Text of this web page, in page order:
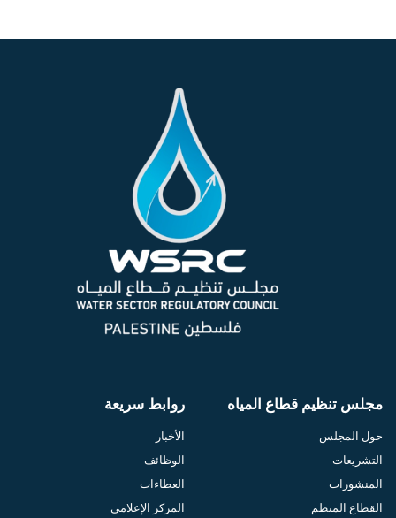
مجلس تنظيم قطاع المياه
حول المجلس
التشريعات
المنشورات
القطاع المنظم
روابط سريعة
الأخبار
الوظائف
العطاءات
المركز الإعلامي